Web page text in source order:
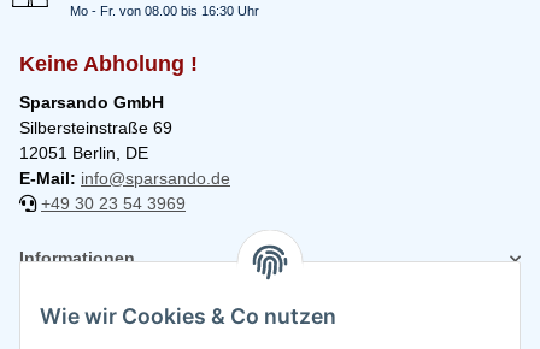
Mo - Fr. von 08.00 bis 16:30 Uhr
Keine Abholung !
Sparsando GmbH
Silbersteinstraße 69
12051 Berlin, DE
E-Mail: info@sparsando.de
+49 30 23 54 3969
Informationen
Rechtliches
Wie wir Cookies & Co nutzen